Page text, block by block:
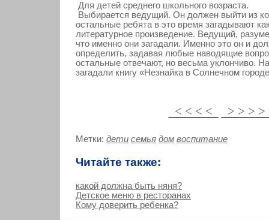
Для детей среднего школьного возраста.
Выбирается ведущий. Он должен выйти из
остальные ребята в это время загадывают
литературное произведение. Ведущий,
что именно они загадали. Именно это он и
определить, задавая любые наводящие
остальные отвечают, но весьма уклончиво.
загадали книгу «Незнайка в Солнечном
< < < < > > >
Метки: дети семья дом воспитание
Читайте также:
какой должна быть няня?
Детское меню в ресторанах
Кому доверить ребенка?